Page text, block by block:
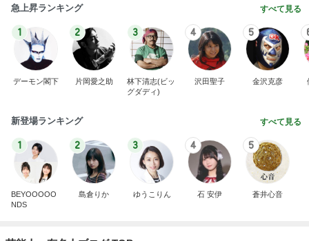
急上昇ランキング すべて見る
1
デーモン閣下
2
片岡愛之助
3
林下清志(ビッ
グダディ)
4
沢田聖子
5
金沢克彦
新登場ランキング すべて見る
1
BEYOOOOO
NDS
2
島倉りか
3
ゆうこりん
4
石 安伊
5
蒼井心音